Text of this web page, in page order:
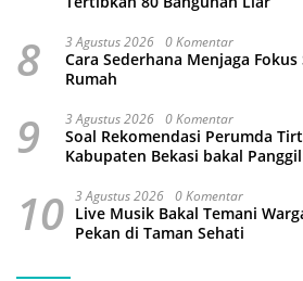
8 3 Agustus 2026 0 Komentar
Cara Sederhana Menjaga
Rumah
9 3 Agustus 2026 0 Komentar
Soal Rekomendasi Perumda
Kabupaten Bekasi bakal
10 3 Agustus 2026 0 Komentar
Live Musik Bakal Temani
Pekan di Taman Sehati